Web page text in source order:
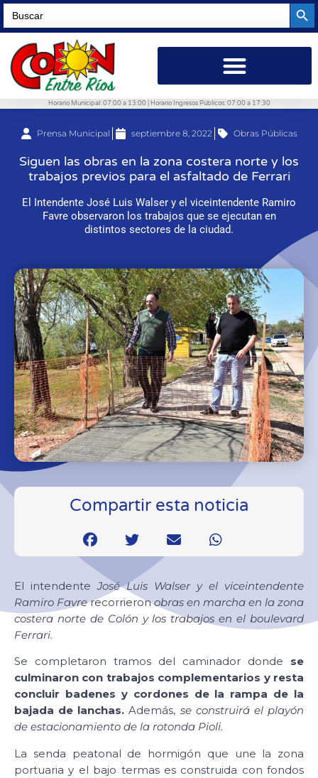
Search
for:
Horario Municipal: 07:00 a 13:00 | Horario Ingresos Públicos: 07:00 a 17:30
Prensa Municipal septiembre 8, 2022 Obras Públicas
Siguen las obras en la zona costera norte y los
trabajos previos para el asfaltado de Ferrari
El Intendente José Luis Walser y el viceintendente Ramiro
Favre observaron los trabajos que se ejecutan en
distintos sectores de la ciudad.
Compartir esta noticia
El intendenteJosé Luis Walser y el viceintendente
Ramiro Favrerecorrieronobras en marcha en la zona
costera norte de Colón y los trabajos en el boulevard
Ferrari.
Se completaron tramos del caminador donde se
culminaron con trabajos complementarios y resta
concluir badenes y cordones de la rampa de la
bajada de lanchas. Además, se construirá el playón
de estacionamiento de la rotonda Pioli.
La senda peatonal de hormigón que une la zona
portuaria y el bajo termas es construida con fondos